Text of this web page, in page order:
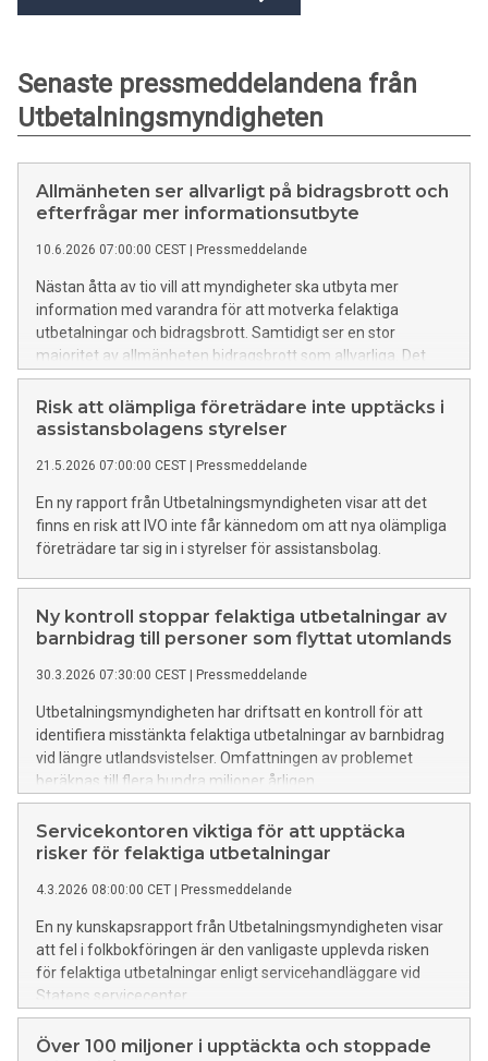
Senaste pressmeddelandena från
Utbetalningsmyndigheten
Allmänheten ser allvarligt på bidragsbrott och
efterfrågar mer informationsutbyte
10.6.2026 07:00:00 CEST Pressmeddelande
Nästan åtta av tio vill att myndigheter ska utbyta mer
information med varandra för att motverka felaktiga
utbetalningar och bidragsbrott. Samtidigt ser en stor
majoritet av allmänheten bidragsbrott som allvarliga. Det
visar en ny kunskapsrapport från Utbetalningsmyndigheten.
Risk att olämpliga företrädare inte upptäcks i
assistansbolagens styrelser
21.5.2026 07:00:00 CEST Pressmeddelande
En ny rapport från Utbetalningsmyndigheten visar att det
finns en risk att IVO inte får kännedom om att nya olämpliga
företrädare tar sig in i styrelser för assistansbolag.
Ny kontroll stoppar felaktiga utbetalningar av
barnbidrag till personer som flyttat utomlands
30.3.2026 07:30:00 CEST Pressmeddelande
Utbetalningsmyndigheten har driftsatt en kontroll för att
identifiera misstänkta felaktiga utbetalningar av barnbidrag
vid längre utlandsvistelser. Omfattningen av problemet
beräknas till flera hundra miljoner årligen.
Servicekontoren viktiga för att upptäcka
risker för felaktiga utbetalningar
4.3.2026 08:00:00 CET Pressmeddelande
En ny kunskapsrapport från Utbetalningsmyndigheten visar
att fel i folkbokföringen är den vanligaste upplevda risken
för felaktiga utbetalningar enligt servicehandläggare vid
Statens servicecenter.
Över 100 miljoner i upptäckta och stoppade